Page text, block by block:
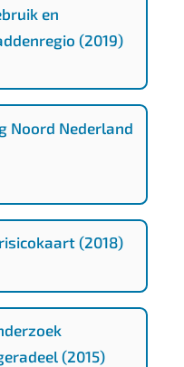
en
(2019)
Noord Nederland
(2018)
(2015)